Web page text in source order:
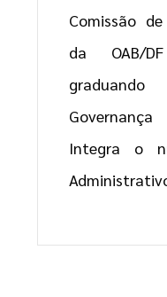
Comissão
da OAB/
Integra o